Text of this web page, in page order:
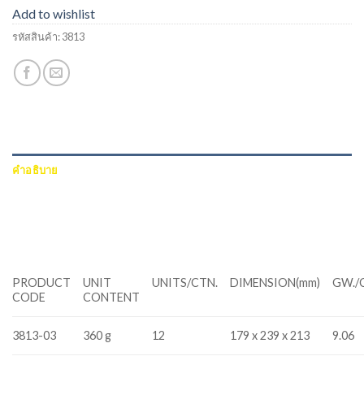
Add to wishlist
รหัสสินค้า:3813
คำอธิบาย
PRODUCT
CODE
UNIT
CONTENT
UNITS/CTN. DIMENSION(mm) GW./
3813-03 360 g 12 179 x 239 x 213 9.06